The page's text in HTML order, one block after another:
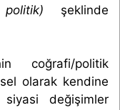
şeklinde
coğrafi/politik
olarak kendine
değişimler